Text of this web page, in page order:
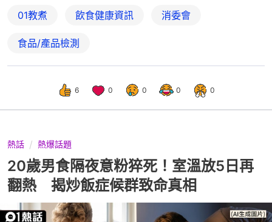
01教煮 飲食健康資訊 消委會
食品/產品檢測
6 0 0 0 0
熱話 熱爆話題
20歲男食隔夜意粉猝死！室溫放5日再
翻熱 揭炒飯症候群致命真相